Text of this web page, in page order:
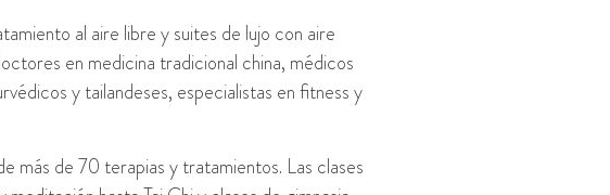
al aire libre y suites de lujo con aire
en medicina tradicional china, médicos
y tailandeses, especialistas en fitness y
más de 70 terapias y tratamientos. Las clases